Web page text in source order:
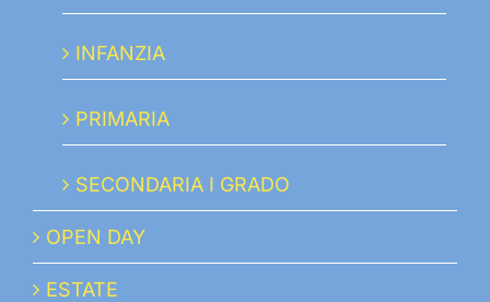
INFANZIA
PRIMARIA
SECONDARIA I GRADO
OPEN DAY
ESTATE